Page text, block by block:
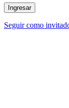
Ingresar
Seguir como